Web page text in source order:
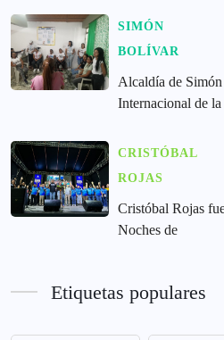
SIMÓN
BOLÍVAR
Alcaldía de
Internacional de la
CRISTÓBAL
ROJAS
Cristóbal Rojas
Noches de
Etiquetas populares